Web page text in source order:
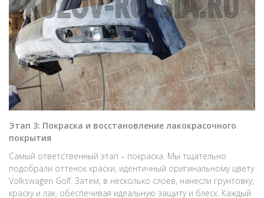
Этап 3: Покраска и восстановление лакокрасочного
покрытия
Самый ответственный этап – покраска. Мы тщательно
подобрали оттенок краски, идентичный оригинальному цвету
Volkswagen Golf. Затем, в несколько слоев, нанесли грунтовку,
краску и лак, обеспечивая идеальную защиту и блеск. Каждый